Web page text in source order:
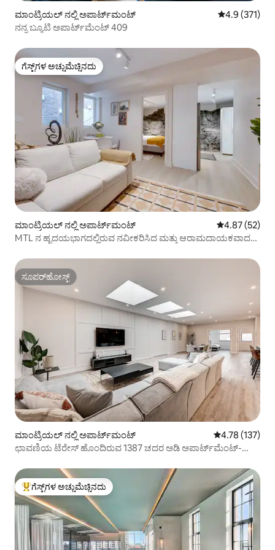
ಮಾಂಟ್ರಿಯಲ್ ನಲ್ಲಿ ಅಪಾರ್ಟ್‌ಮಂಟ್ 5 ರಲ್ಲಿ 4.9
4.9 (371)
ನನ್ನ ಬ್ಯೂಟಿ ಅಪಾರ್ಟ್‌ಮೆಂಟ್ 409
ಗೆಸ್ಟ್‌ಗಳ ಅಚ್ಚುಮೆಚ್ಚಿನದು
ಗೆಸ್ಟ್‌ಗಳ ಅಚ್ಚುಮೆಚ್ಚಿನದು
ಮಾಂಟ್ರಿಯಲ್ ನಲ್ಲಿ ಅಪಾರ್ಟ್‌ಮಂಟ್ 5 ರಲ್ಲಿ 4.87
4.87 (52)
MTL ನ ಹೃದಯಭಾಗದಲ್ಲಿರುವ ನವೀಕರಿಸಿದ ಮತ್ತು ಆರಾಮದಾಯಕವಾದ
ಸೂಪರ್‌ಹೋಸ್ಟ್
ಸೂಪರ್‌ಹೋಸ್ಟ್
ಮಾಂಟ್ರಿಯಲ್ ನಲ್ಲಿ ಅಪಾರ್ಟ್‌ಮಂಟ್ 5 ರಲ್ಲಿ 4.78
4.78 (137)
ಛಾವಣಿಯ ಟೆರೇಸ್ ಹೊಂದಿರುವ 1387 ಚದರ ಅಡಿ ಅಪಾರ್ಟ್‌ಮೆಂಟ್-
ಗೆಸ್ಟ್‌ಗಳಿಗೆ ಅತಿ ಹೆಚ್ಚು ಅಚ್ಚುಮೆಚ್ಚಿನದು
ಗೆಸ್ಟ್‌ಗಳ ಅಚ್ಚುಮೆಚ್ಚಿನದು